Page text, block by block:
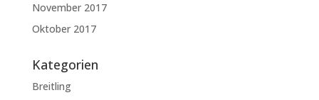
November 2017
Oktober 2017
Kategorien
Breitling